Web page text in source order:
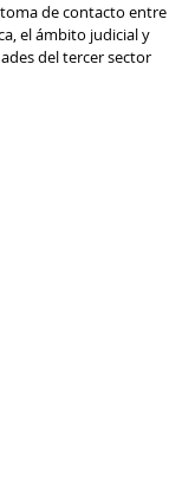
de contacto entre
el ámbito judicial y
del tercer sector